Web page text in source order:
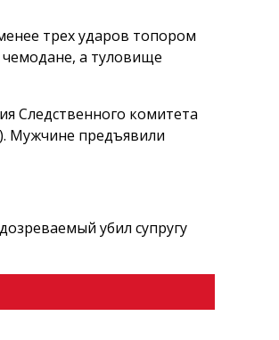
трех ударов топором
чемодане, а туловище
Следственного комитета
Мужчине предъявили
убил супругу